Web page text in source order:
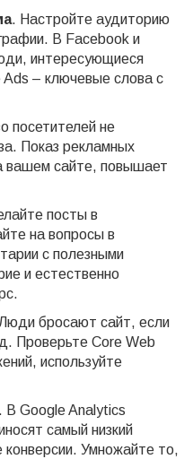
. Настройте аудиторию
В Facebook и
интересующиеся
Ads – ключевые слова с
посетителей не
Показ рекламных
вашем сайте, повышает
посты в
на вопросы в
с полезными
и естественно
бросают сайт, если
Проверьте Core Web
используйте
В Google Analytics
самый низкий
конверсии. Умножайте то,